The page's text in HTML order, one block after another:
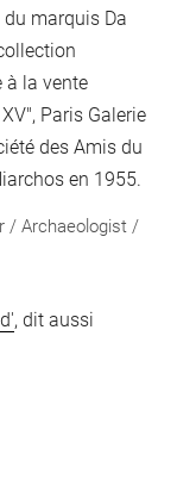
marquis Da
à la vente
Paris Galerie
des Amis du
en 1955.
/ Archaeologist /
, dit aussi